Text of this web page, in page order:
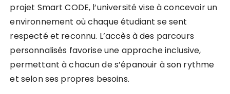
projet Smart CODE, l’université vise à concevoir un
environnement où chaque étudiant se sent
respecté et reconnu. L’accès à des parcours
personnalisés favorise une approche inclusive,
permettant à chacun de s’épanouir à son rythme
et selon ses propres besoins.